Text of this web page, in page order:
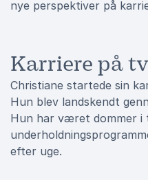
nye perspektiver på
Karriere på
Christiane startede sin
Hun blev landskendt
Hun har været dommer i
efter uge.